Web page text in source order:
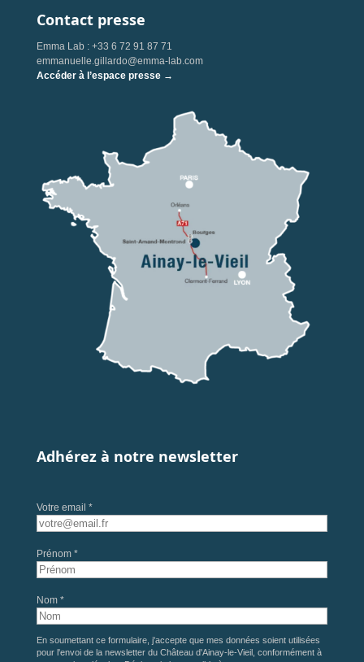
Contact presse
Emma Lab : +33 6 72 91 87 71
emmanuelle.gillardo@emma-lab.com
Accéder à l’espace presse →
Adhérez à notre newsletter
Votre email *
Prénom *
Nom *
En soumettant ce formulaire, j'accepte que mes données soient utilisées
pour l'envoi de la newsletter du Château d'Ainay-le-Vieil, conformément à